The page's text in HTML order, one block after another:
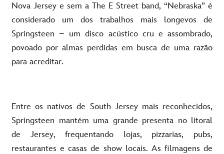
Nova Jersey e sem a The E Street band, “Nebraska” é
considerado um dos trabalhos mais longevos de
Springsteen – um disco acústico cru e assombrado,
povoado por almas perdidas em busca de uma razão
para acreditar.
Entre os nativos de South Jersey mais reconhecidos,
Springsteen mantém uma grande presenta no litoral
de Jersey, frequentando lojas, pizzarias, pubs,
restaurantes e casas de show locais. As filmagens de